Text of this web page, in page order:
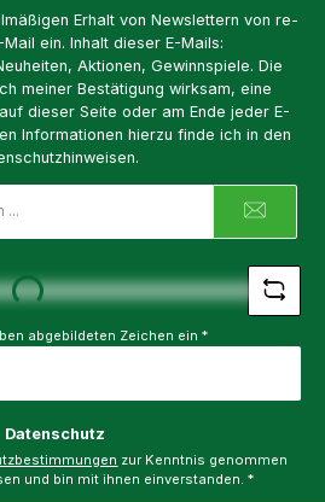
Erhalt von Newslettern von re-
ein. Inhalt dieser E-Mails:
Aktionen, Gewinnspiele. Die
meiner Bestätigung wirksam, eine
dieser Seite oder am Ende jeder E-
Informationen hierzu finde ich in den
abgebildeten Zeichen ein *
Datenschutz
zur Kenntnis genommen
und bin mit ihnen einverstanden. *